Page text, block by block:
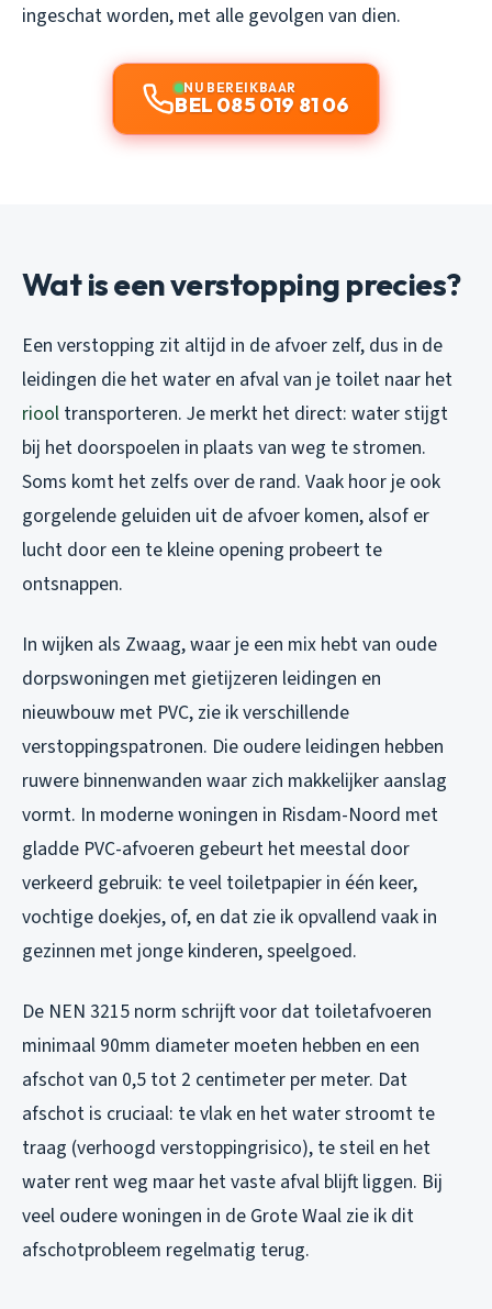
ingeschat worden, met alle gevolgen van dien.
NU BEREIKBAAR
BEL 085 019 81 06
Wat is een verstopping precies?
Een verstopping zit altijd in de afvoer zelf, dus in de
leidingen die het water en afval van je toilet naar het
riool transporteren. Je merkt het direct: water stijgt
bij het doorspoelen in plaats van weg te stromen.
Soms komt het zelfs over de rand. Vaak hoor je ook
gorgelende geluiden uit de afvoer komen, alsof er
lucht door een te kleine opening probeert te
ontsnappen.
In wijken als Zwaag, waar je een mix hebt van oude
dorpswoningen met gietijzeren leidingen en
nieuwbouw met PVC, zie ik verschillende
verstoppingspatronen. Die oudere leidingen hebben
ruwere binnenwanden waar zich makkelijker aanslag
vormt. In moderne woningen in Risdam-Noord met
gladde PVC-afvoeren gebeurt het meestal door
verkeerd gebruik: te veel toiletpapier in één keer,
vochtige doekjes, of, en dat zie ik opvallend vaak in
gezinnen met jonge kinderen, speelgoed.
De NEN 3215 norm schrijft voor dat toiletafvoeren
minimaal 90mm diameter moeten hebben en een
afschot van 0,5 tot 2 centimeter per meter. Dat
afschot is cruciaal: te vlak en het water stroomt te
traag (verhoogd verstoppingrisico), te steil en het
water rent weg maar het vaste afval blijft liggen. Bij
veel oudere woningen in de Grote Waal zie ik dit
afschotprobleem regelmatig terug.